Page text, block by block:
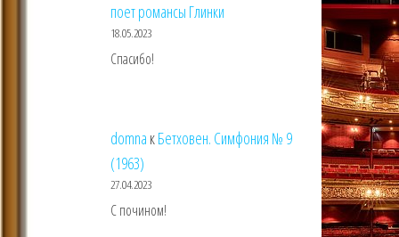
поет романсы Глинки
18.05.2023
Спасибо!
domna кБетховен. Симфония № 9
(1963)
27.04.2023
С почином!